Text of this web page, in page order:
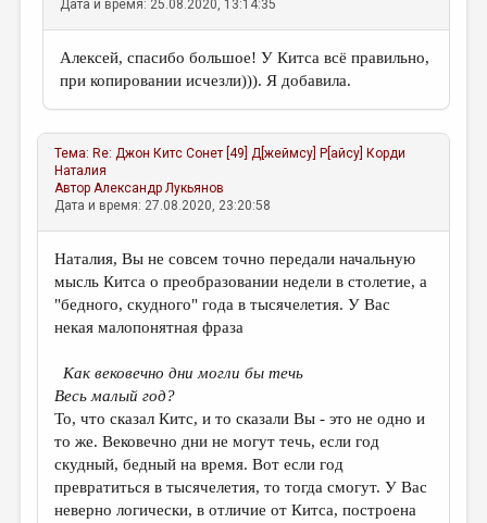
Дата и время: 25.08.2020, 13:14:35
Алексей, спасибо большое! У Китса всё правильно,
при копировании исчезли))). Я добавила.
Тема: Re: Джон Китс Сонет [49] Д[жеймсу] P[айсу] Корди
Наталия
АвторАлександр Лукьянов
Дата и время: 27.08.2020, 23:20:58
Наталия, Вы не совсем точно передали начальную
мысль Китса о преобразовании недели в столетие, а
"бедного, скудного" года в тысячелетия. У Вас
некая малопонятная фраза
Как вековечно дни могли бы течь
Весь малый год?
То, что сказал Китс, и то сказали Вы - это не одно и
то же. Вековечно дни не могут течь, если год
скудный, бедный на время. Вот если год
превратиться в тысячелетия, то тогда смогут. У Вас
неверно логически, в отличие от Китса, построена